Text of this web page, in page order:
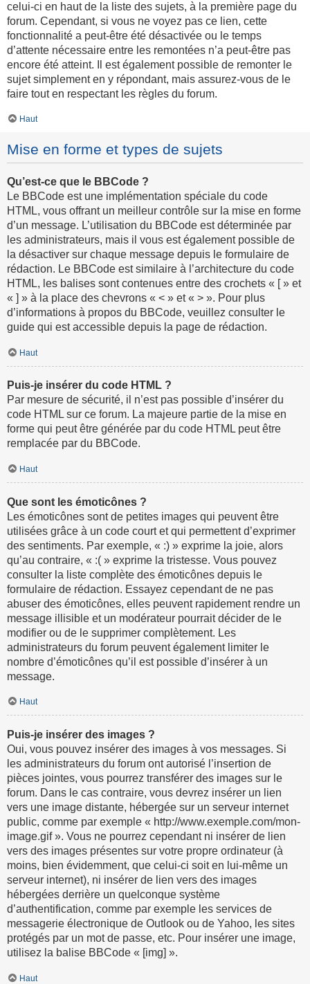
celui-ci en haut de la liste des sujets, à la première page du
forum. Cependant, si vous ne voyez pas ce lien, cette
fonctionnalité a peut-être été désactivée ou le temps
d’attente nécessaire entre les remontées n’a peut-être pas
encore été atteint. Il est également possible de remonter le
sujet simplement en y répondant, mais assurez-vous de le
faire tout en respectant les règles du forum.
Haut
Mise en forme et types de sujets
Qu’est-ce que le BBCode ?
Le BBCode est une implémentation spéciale du code
HTML, vous offrant un meilleur contrôle sur la mise en forme
d’un message. L’utilisation du BBCode est déterminée par
les administrateurs, mais il vous est également possible de
la désactiver sur chaque message depuis le formulaire de
rédaction. Le BBCode est similaire à l’architecture du code
HTML, les balises sont contenues entre des crochets « [ » et
« ] » à la place des chevrons « < » et « > ». Pour plus
d’informations à propos du BBCode, veuillez consulter le
guide qui est accessible depuis la page de rédaction.
Haut
Puis-je insérer du code HTML ?
Par mesure de sécurité, il n’est pas possible d’insérer du
code HTML sur ce forum. La majeure partie de la mise en
forme qui peut être générée par du code HTML peut être
remplacée par du BBCode.
Haut
Que sont les émoticônes ?
Les émoticônes sont de petites images qui peuvent être
utilisées grâce à un code court et qui permettent d’exprimer
des sentiments. Par exemple, « :) » exprime la joie, alors
qu’au contraire, « :( » exprime la tristesse. Vous pouvez
consulter la liste complète des émoticônes depuis le
formulaire de rédaction. Essayez cependant de ne pas
abuser des émoticônes, elles peuvent rapidement rendre un
message illisible et un modérateur pourrait décider de le
modifier ou de le supprimer complètement. Les
administrateurs du forum peuvent également limiter le
nombre d’émoticônes qu’il est possible d’insérer à un
message.
Haut
Puis-je insérer des images ?
Oui, vous pouvez insérer des images à vos messages. Si
les administrateurs du forum ont autorisé l’insertion de
pièces jointes, vous pourrez transférer des images sur le
forum. Dans le cas contraire, vous devrez insérer un lien
vers une image distante, hébergée sur un serveur internet
public, comme par exemple « http://www.exemple.com/mon-
image.gif ». Vous ne pourrez cependant ni insérer de lien
vers des images présentes sur votre propre ordinateur (à
moins, bien évidemment, que celui-ci soit en lui-même un
serveur internet), ni insérer de lien vers des images
hébergées derrière un quelconque système
d’authentification, comme par exemple les services de
messagerie électronique de Outlook ou de Yahoo, les sites
protégés par un mot de passe, etc. Pour insérer une image,
utilisez la balise BBCode « [img] ».
Haut